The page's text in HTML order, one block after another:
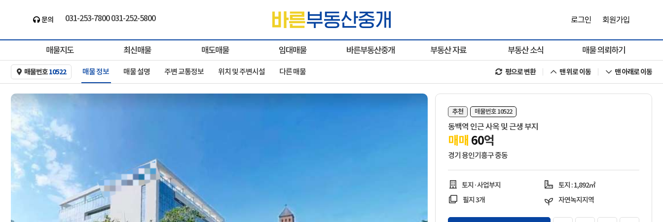
문의
바른부동산중개ㅣ경기도최대 ㅣ건물/빌딩ㅣ대형..
the-baleun.com
로그인 회원가입
매물지도 최신매물 매도매물 임대매물 바른부동산중개 부동산 자료 부동산 소식 매물 의뢰하기
매물번호10522 매물 정보 매물 설명 주변 교통정보 위치 및 주변시설 다른 매물 평으로 변환 맨 위로 이동 맨 아래로 이동
추천 매물번호 10522
동백역 인근 사옥 및 근생 부지
매매 60억
경기 용인기흥구 중동
토지·사업부지
토지 : 1,892㎡
필지 3개
자연녹지지역